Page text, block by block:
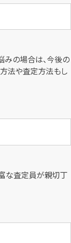
みの場合は、今後の
法や査定方法もし
な査定員が親切丁